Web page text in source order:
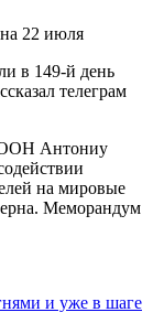
в 149-й день
телеграм
ООН Антониу
на мировые
Меморандум
и уже в шаге